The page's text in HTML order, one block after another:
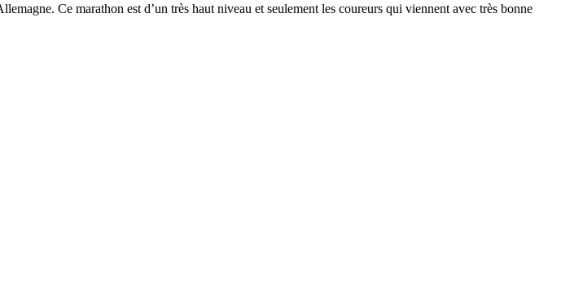
Ce marathon est d’un très haut niveau et seulement les coureurs qui viennent avec très bonne